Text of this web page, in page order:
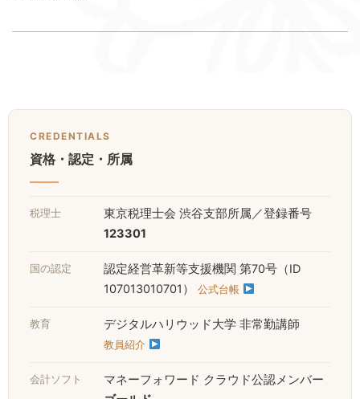
CREDENTIALS
資格・認定・所属
税理士
東京税理士会 渋谷支部所属／登録番号
123301
国の認定
認定経営革新等支援機関 第70号（ID
107013010701） 公式台帳
教育 デジタルハリウッド大学 非常勤講師
教員紹介
会計ソフト
マネーフォワード クラウド公認メンバー